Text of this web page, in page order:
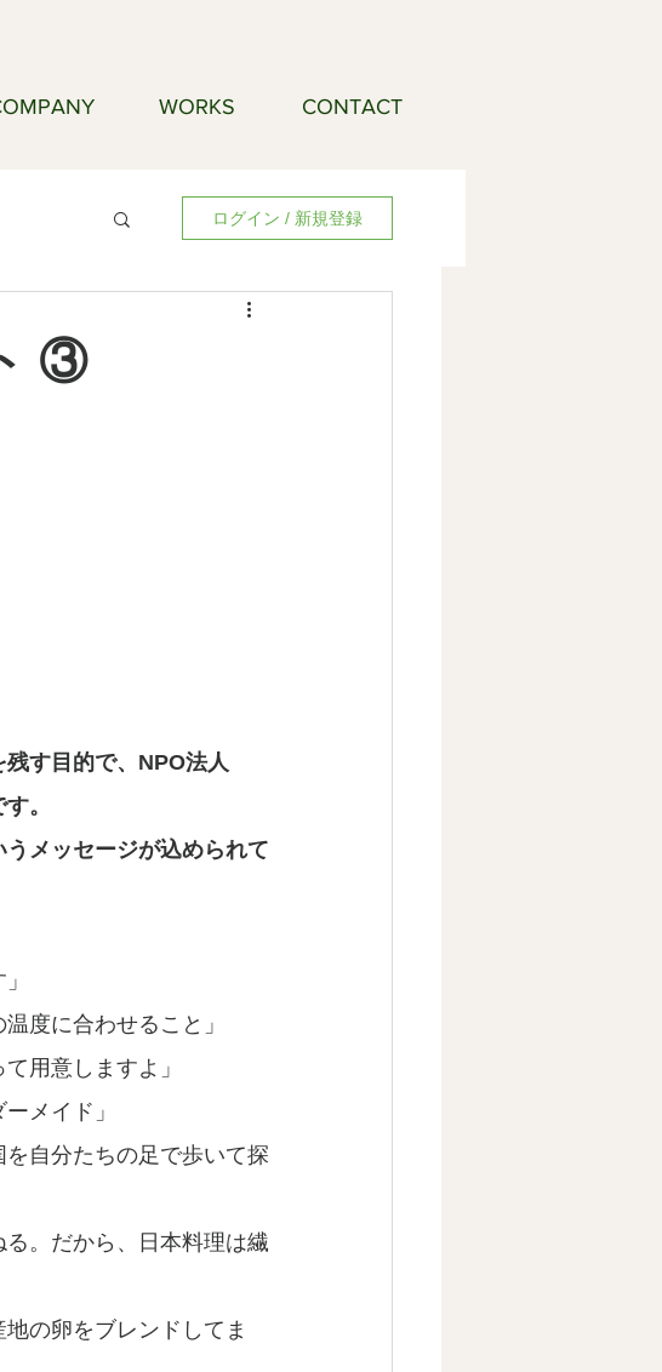
WORKS CONTACT
ログイン / 新規登録
③
残す目的で、NPO法人
。
メッセージが込められて
度に合わせること」
用意しますよ」
メイド」
自分たちの足で歩いて探
。だから、日本料理は繊
の卵をブレンドしてま